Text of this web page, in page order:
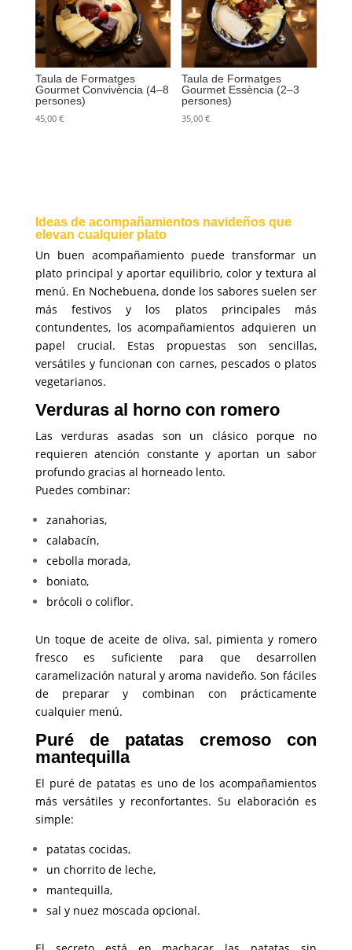
Taula de Formatges
Gourmet Convivència (4–8
persones)
45,00 €
Taula de Formatges
Gourmet Essència (2–3
persones)
35,00€
Ideas de acompañamientos navideños que
elevan cualquier plato
Un buen acompañamiento puede transformar un
plato principal y aportar equilibrio, color y textura al
menú. En Nochebuena, donde los sabores suelen ser
más festivos y los platos principales más
contundentes, los acompañamientos adquieren un
papel crucial. Estas propuestas son sencillas,
versátiles y funcionan con carnes, pescados o platos
vegetarianos.
Verduras al horno con romero
Las verduras asadas son un clásico porque no
requieren atención constante y aportan un sabor
profundo gracias al horneado lento.
Puedes combinar:
zanahorias,
calabacín,
cebolla morada,
boniato,
brócoli o coliflor.
Un toque de aceite de oliva, sal, pimienta y romero
fresco es suficiente para que desarrollen
caramelización natural y aroma navideño. Son fáciles
de preparar y combinan con prácticamente
cualquier menú.
Puré de patatas cremoso con
mantequilla
El puré de patatas es uno de los acompañamientos
más versátiles y reconfortantes. Su elaboración es
simple:
patatas cocidas,
un chorrito de leche,
mantequilla,
sal y nuez moscada opcional.